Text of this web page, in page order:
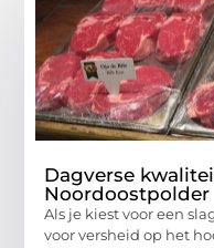
Dagverse
Noordoostpolder
Als je kiest voor een
voor versheid op het